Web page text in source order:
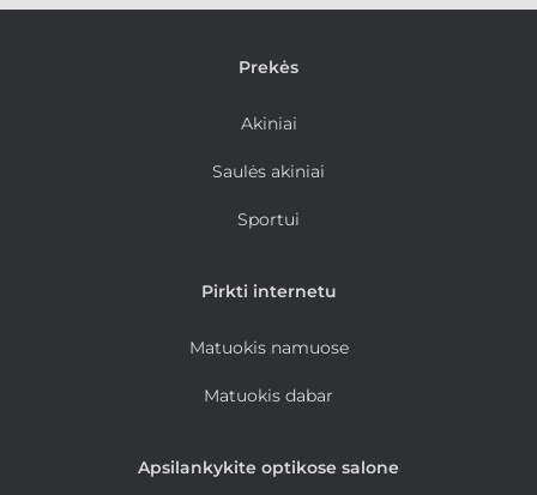
Prekės
Akiniai
Saulės akiniai
Sportui
Pirkti internetu
Matuokis namuose
Matuokis dabar
Apsilankykite optikose salone